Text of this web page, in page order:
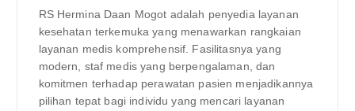
RS Hermina Daan Mogot adalah penyedia layanan
kesehatan terkemuka yang menawarkan rangkaian
layanan medis komprehensif. Fasilitasnya yang
modern, staf medis yang berpengalaman, dan
komitmen terhadap perawatan pasien menjadikannya
pilihan tepat bagi individu yang mencari layanan